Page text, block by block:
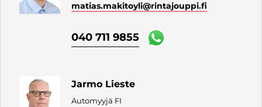
matias.makitoyli@rintajouppi.fi
040 711 9855
Jarmo Lieste
Automyyjä FI